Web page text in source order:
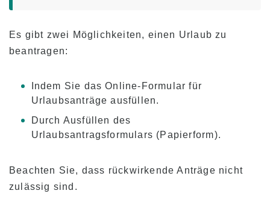
Es gibt zwei Möglichkeiten, einen Urlaub zu
beantragen:
Indem Sie das Online-Formular für
Urlaubsanträge ausfüllen.
Durch Ausfüllen des
Urlaubsantragsformulars (Papierform).
Beachten Sie, dass rückwirkende Anträge nicht
zulässig sind.